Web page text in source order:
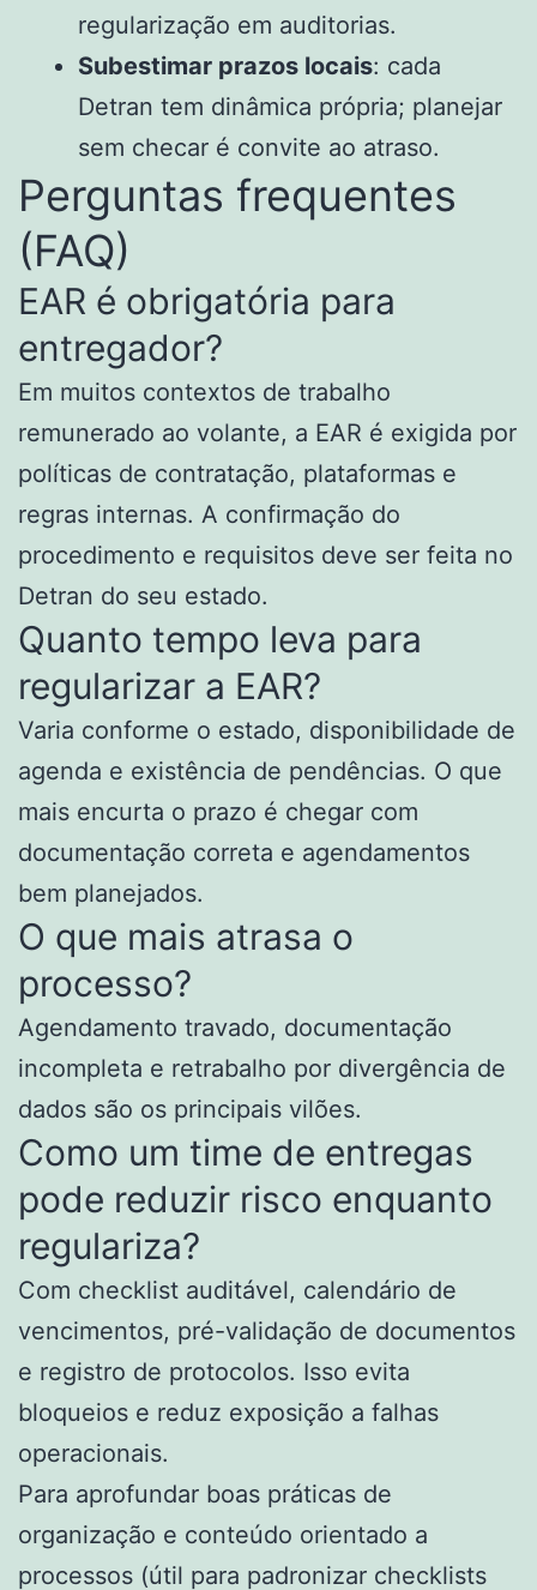
regularização em auditorias.
Subestimar prazos locais: cada
Detran tem dinâmica própria; planejar
sem checar é convite ao atraso.
Perguntas frequentes
(FAQ)
EAR é obrigatória para
entregador?
Em muitos contextos de trabalho
remunerado ao volante, a EAR é exigida por
políticas de contratação, plataformas e
regras internas. A confirmação do
procedimento e requisitos deve ser feita no
Detran do seu estado.
Quanto tempo leva para
regularizar a EAR?
Varia conforme o estado, disponibilidade de
agenda e existência de pendências. O que
mais encurta o prazo é chegar com
documentação correta e agendamentos
bem planejados.
O que mais atrasa o
processo?
Agendamento travado, documentação
incompleta e retrabalho por divergência de
dados são os principais vilões.
Como um time de entregas
pode reduzir risco enquanto
regulariza?
Com checklist auditável, calendário de
vencimentos, pré-validação de documentos
e registro de protocolos. Isso evita
bloqueios e reduz exposição a falhas
operacionais.
Para aprofundar boas práticas de
organização e conteúdo orientado a
processos (útil para padronizar checklists